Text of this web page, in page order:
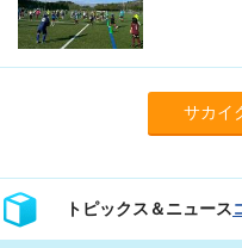
サカイ
トピックス＆ニュース